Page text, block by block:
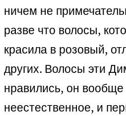
ничем не
разве что волосы,
красила в розовый,
других. Волосы эти
нравились, он
неестественное, и